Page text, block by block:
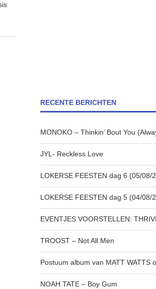
RECENTE BERICHTEN
MONOKO – Thinkin’ Bout You
JYL- Reckless Love
LOKERSE FEESTEN dag 6 (05/08/
LOKERSE FEESTEN dag 5 (04/08/
EVENTJES VOORSTELLEN:
TROOST – Not All Men
Postuum album van MATT WATTS
NOAH TATE – Boy Gum